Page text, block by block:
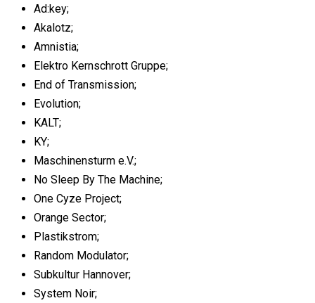
Ad:key;
Akalotz;
Amnistia;
Elektro Kernschrott Gruppe;
End of Transmission;
Evolution;
KALT;
KY;
Maschinensturm e.V.;
No Sleep By The Machine;
One Cyze Project;
Orange Sector;
Plastikstrom;
Random Modulator;
Subkultur Hannover;
System Noir;